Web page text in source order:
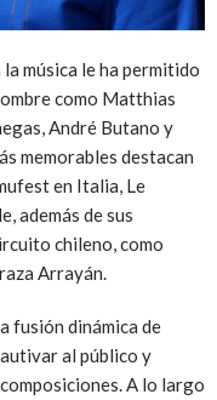
música le ha permitido
como Matthias
André Butano y
memorables destacan
en Italia, Le
además de sus
chileno, como
Arrayán.
fusión dinámica de
al público y
A lo largo